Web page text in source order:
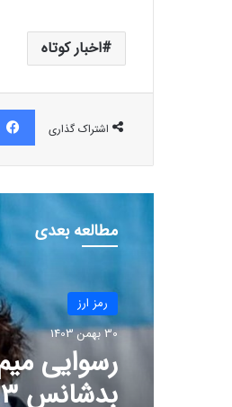
اخبار کوتاه
اشتراک گذاری
مطالعه بعدی
رمز ارز
30 بهمن 1403
رکود
حرکت